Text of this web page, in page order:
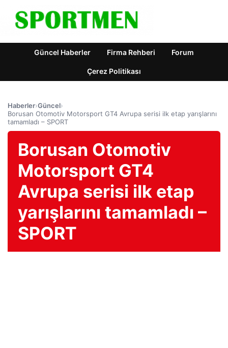
Güncel Haberler Firma Rehberi Forum
Çerez Politikası
Haberler›Güncel›
Borusan Otomotiv Motorsport GT4 Avrupa serisi ilk etap yarışlarını
tamamladı – SPORT
Borusan Otomotiv
Motorsport GT4
Avrupa serisi ilk etap
yarışlarını tamamladı –
SPORT